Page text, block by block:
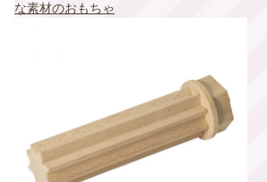
な素材のおもちゃ